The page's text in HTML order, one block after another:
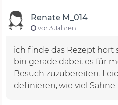
Renate M_014
vor 3 Jahren
ich finde das Rezept hört
bin gerade dabei, es für
Besuch zuzubereiten.
definieren, wie viel Sahne